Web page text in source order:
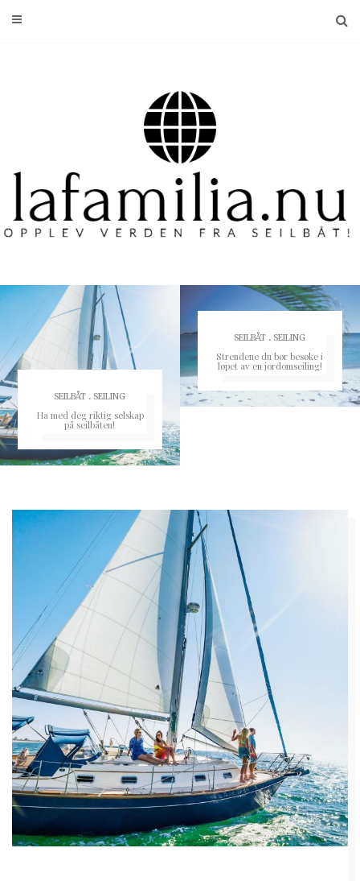
SEILBÅT . SEILING
Ha med deg riktig selskap
på seilbåten!
SEILBÅT . SEILING
Strendene du bør besøke i
løpet av en jordomseiling!